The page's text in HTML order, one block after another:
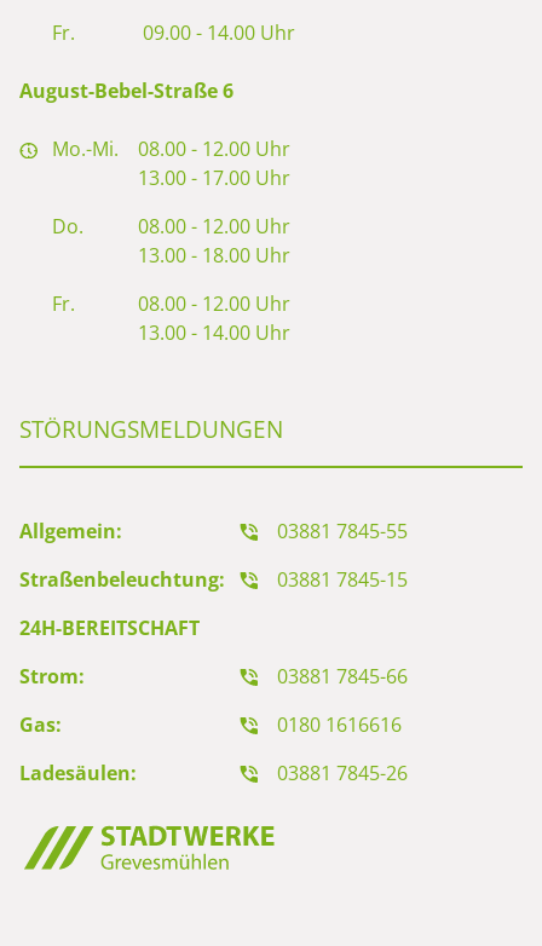
Fr.
09.00 - 14.00 Uhr
August-Bebel-Straße 6
Mo.-Mi. 08.00 - 12.00 Uhr
13.00 - 17.00 Uhr
Do.
08.00 - 12.00 Uhr
13.00 - 18.00 Uhr
Fr.
08.00 - 12.00 Uhr
13.00 - 14.00 Uhr
STÖRUNGSMELDUNGEN
Allgemein:
03881 7845-55
Straßenbeleuchtung:
03881 7845-15
24H-BEREITSCHAFT
Strom:
03881 7845-66
Gas:
0180 1616616
Ladesäulen:
03881 7845-26